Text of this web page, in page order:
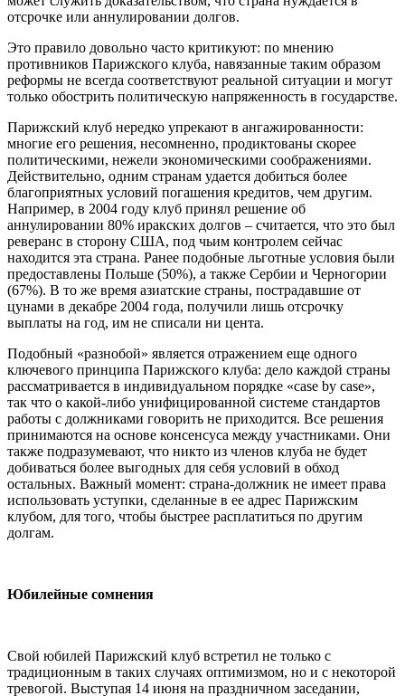
отсрочке или аннулировании долгов.
Это правило довольно часто критикуют: по мнению
противников Парижского клуба, навязанные таким образом
реформы не всегда соответствуют реальной ситуации и могут
только обострить политическую напряженность в государстве.
Парижский клуб нередко упрекают в ангажированности:
многие его решения, несомненно, продиктованы скорее
политическими, нежели экономическими соображениями.
Действительно, одним странам удается добиться более
благоприятных условий погашения кредитов, чем другим.
Например, в 2004 году клуб принял решение об
аннулировании 80% иракских долгов – считается, что это был
реверанс в сторону США, под чьим контролем сейчас
находится эта страна. Ранее подобные льготные условия были
предоставлены Польше (50%), а также Сербии и Черногории
(67%). В то же время азиатские страны, пострадавшие от
цунами в декабре 2004 года, получили лишь отсрочку
выплаты на год, им не списали ни цента.
Подобный «разнобой» является отражением еще одного
ключевого принципа Парижского клуба: дело каждой страны
рассматривается в индивидуальном порядке «case by case»,
так что о какой-либо унифицированной системе стандартов
работы с должниками говорить не приходится. Все решения
принимаются на основе консенсуса между участниками. Они
также подразумевают, что никто из членов клуба не будет
добиваться более выгодных для себя условий в обход
остальных. Важный момент: страна-должник не имеет права
использовать уступки, сделанные в ее адрес Парижским
клубом, для того, чтобы быстрее расплатиться по другим
долгам.
Юбилейные сомнения
Свой юбилей Парижский клуб встретил не только с
традиционным в таких случаях оптимизмом, но и с некоторой
тревогой. Выступая 14 июня на праздничном заседании,